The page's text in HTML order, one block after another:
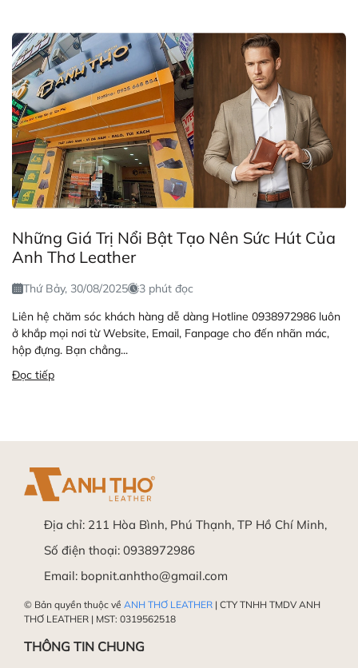
Những Giá Trị Nổi Bật Tạo Nên Sức Hút Của
Anh Thơ Leather
Thứ Bảy, 30/08/2025
3 phút đọc
Liên hệ chăm sóc khách hàng dễ dàng Hotline 0938972986 luôn
ở khắp mọi nơi từ Website, Email, Fanpage cho đến nhãn mác,
hộp đựng. Bạn chẳng...
Đọc tiếp
Địa chỉ: 211 Hòa Bình, Phú Thạnh, TP Hồ Chí Minh,
Số điện thoại: 0938972986
Email: bopnit.anhtho@gmail.com
© Bản quyền thuộc về ANH THƠ LEATHER | CTY TNHH TMDV ANH
THƠ LEATHER | MST: 0319562518
THÔNG TIN CHUNG